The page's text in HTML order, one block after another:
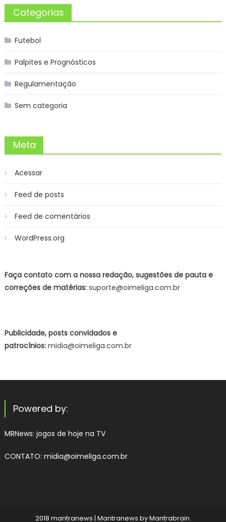
Categorias
Futebol
Palpites e Prognósticos
Regulamentação
Sem categoria
Meta
Acessar
Feed de posts
Feed de comentários
WordPress.org
Faça contato com a nossa redação, sugestões de pauta e
correções de matérias:suporte@oimeliga.com.br
Publicidade, posts convidados e
patrocínios:midia@oimeliga.com.br
Powered by:
MRNews: jogos de hoje na TV
CONTATO: midia@oimeliga.com.br
2018 mantranews | Mantranews byMantrabrain.